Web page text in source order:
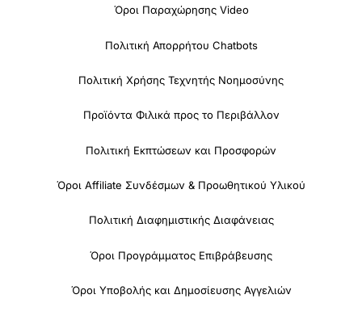
Όροι Παραχώρησης Video
Πολιτική Απορρήτου Chatbots
Πολιτική Χρήσης Τεχνητής Νοημοσύνης
Προϊόντα Φιλικά προς το Περιβάλλον
Πολιτική Εκπτώσεων και Προσφορών
Όροι Affiliate Συνδέσμων & Προωθητικού Υλικού
Πολιτική Διαφημιστικής Διαφάνειας
Όροι Προγράμματος Επιβράβευσης
Όροι Υποβολής και Δημοσίευσης Αγγελιών